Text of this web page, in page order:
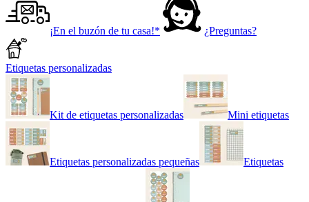
¡En el buzón de tu casa!* ¿Preguntas?
Etiquetas personalizadas
Kit de etiquetas personalizadas Mini etiquetas
Etiquetas personalizadas pequeñas Etiquetas